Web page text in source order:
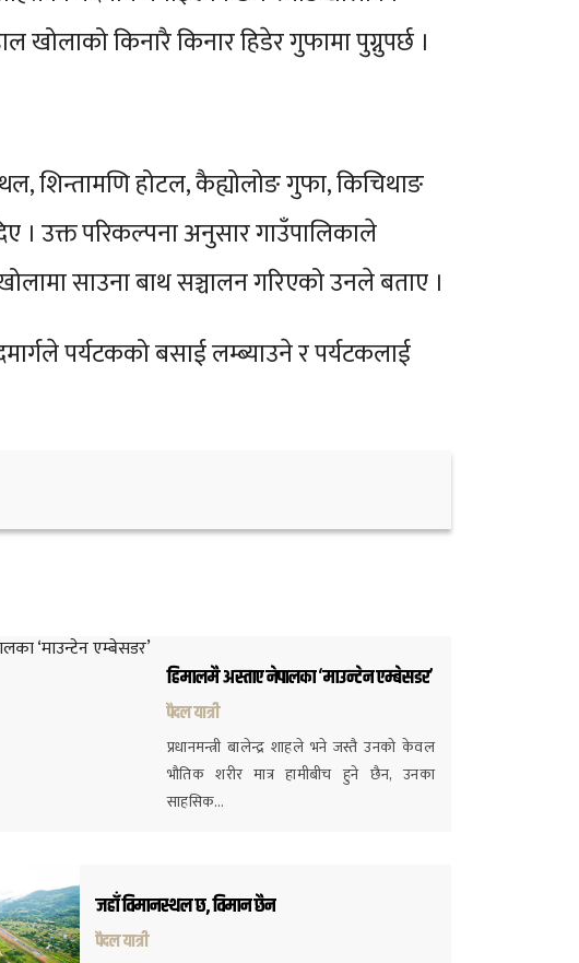
किनारै किनार हिडेर गुफामा पुग्नुपर्छ ।
शिन्तामणि होटल, कैह्योलोङ गुफा, किचिथाङ
। उक्त परिकल्पना अनुसार गाउँपालिकाले
साउना बाथ सञ्चालन गरिएको उनले बताए ।
पर्यटकको बसाई लम्ब्याउने र पर्यटकलाई
हिमालमै अस्ताए नेपालका ‘माउन्टेन एम्बेसडर’
पैदल यात्री
प्रधानमन्त्री बालेन्द्र शाहले भने जस्तै उनको केवल
भौतिक शरीर मात्र हामीबीच हुने छैन, उनका
साहसिक…
जहाँ विमानस्थल छ, विमान छैन
पैदल यात्री